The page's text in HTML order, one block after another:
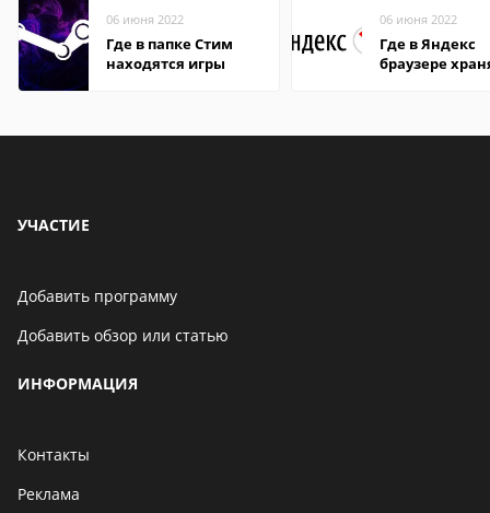
06 июня 2022
Где в папке Стим
находятся игры
06 июня 2022
Где в Яндекс
браузере
УЧАСТИЕ
Добавить программу
Добавить обзор или статью
ИНФОРМАЦИЯ
Контакты
Реклама